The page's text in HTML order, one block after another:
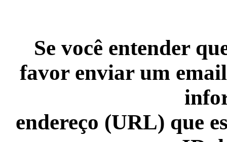
Se você entender
favor enviar um
endereço (URL) que